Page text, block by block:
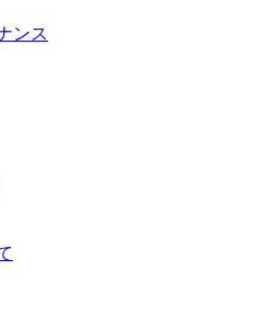
ンス